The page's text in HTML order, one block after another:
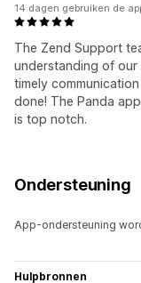
The Zend Support
understanding of
timely
done! The Panda
is top notch.
14 dagen gebruiken de
Ondersteuning
App-ondersteuning
Hulpbronnen